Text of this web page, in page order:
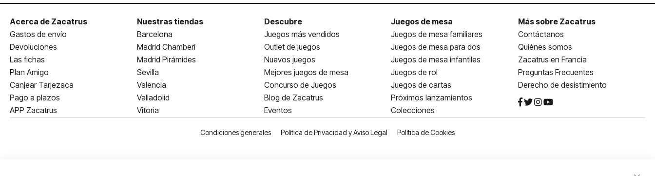
Acerca de Zacatrus
Gastos de envío
Devoluciones
Las fichas
Plan Amigo
Canjear Tarjezaca
Pago a plazos
APP Zacatrus
Nuestras tiendas
Barcelona
Madrid Chamberí
Madrid Pirámides
Sevilla
Valencia
Valladolid
Vitoria
Descubre
Juegos más vendidos
Outlet de juegos
Nuevos juegos
Mejores juegos de mesa
Concurso de Juegos
Blog de Zacatrus
Eventos
Juegos de mesa
Juegos de mesa familiares
Juegos de mesa para dos
Juegos de mesa infantiles
Juegos de rol
Juegos de cartas
Próximos lanzamientos
Colecciones
Más sobre Zacatrus
Contáctanos
Quiénes somos
Zacatrus en Francia
Preguntas Frecuentes
Derecho de desistimiento
Condiciones generales Política de Privacidad y Aviso Legal Política de Cookies